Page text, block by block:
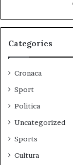
Categories
Cronaca
Sport
Politica
Uncategorized
Sports
Cultura